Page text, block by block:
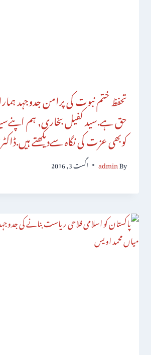
تحفظ ختم نبوت کی پرامن جدوجہد
حق ہے.سید کفیل بخاری, ہم
کوبھی عزت کی نگاہ سےدیکھتے
By
admin اگست 3, 2016